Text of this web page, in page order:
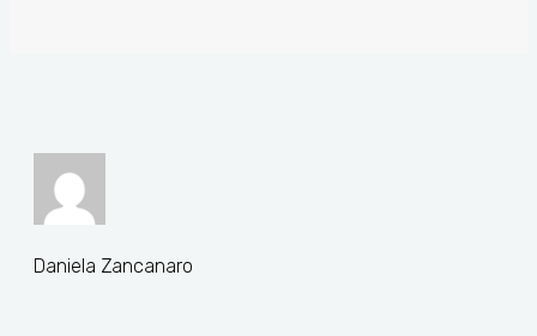
Daniela Zancanaro